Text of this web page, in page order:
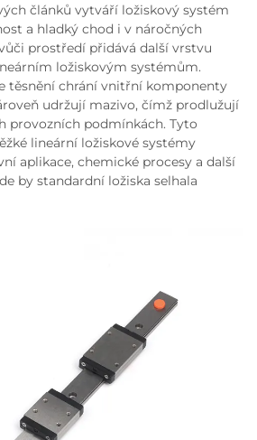
článků vytváří ložiskový systém
a hladký chod i v náročných
prostředí přidává další vrstvu
ložiskovým systémům.
těsnění chrání vnitřní komponenty
udržují mazivo, čímž prodlužují
provozních podmínkách. Tyto
lineární ložiskové systémy
aplikace, chemické procesy a další
by standardní ložiska selhala